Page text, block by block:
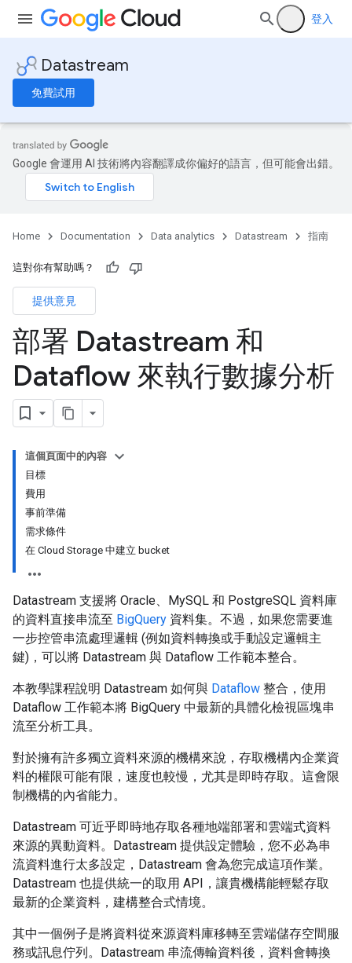
登入
Datastream
免費試用
Google 會運用 AI 技術將內容翻譯成你偏好的語言，但可能會出錯。
Home Documentation Data analytics Datastream 指南
這對你有幫助嗎？
提供意見
部署 Datastream 和
Dataflow 來執行數據分析
這個頁面中的內容
目標
費用
事前準備
需求條件
在 Cloud Storage 中建立 bucket
Datastream 支援將 Oracle、MySQL 和 PostgreSQL 資料庫
的資料直接串流至 BigQuery 資料集。不過，如果您需要進
一步控管串流處理邏輯 (例如資料轉換或手動設定邏輯主
鍵)，可以將 Datastream 與 Dataflow 工作範本整合。
本教學課程說明 Datastream 如何與 Dataflow 整合，使用
Dataflow 工作範本將 BigQuery 中最新的具體化檢視區塊串
流至分析工具。
對於擁有許多獨立資料來源的機構來說，存取機構內企業資
料的權限可能有限，速度也較慢，尤其是即時存取。這會限
制機構的內省能力。
Datastream 可近乎即時地存取各種地端部署和雲端式資料
來源的異動資料。Datastream 提供設定體驗，您不必為串
流資料進行太多設定，Datastream 會為您完成這項作業。
Datastream 也提供統一的取用 API，讓貴機構能輕鬆存取
最新的企業資料，建構整合式情境。
其中一個例子是將資料從來源資料庫移轉至雲端儲存空間服
務或訊息佇列。Datastream 串流傳輸資料後，資料會轉換